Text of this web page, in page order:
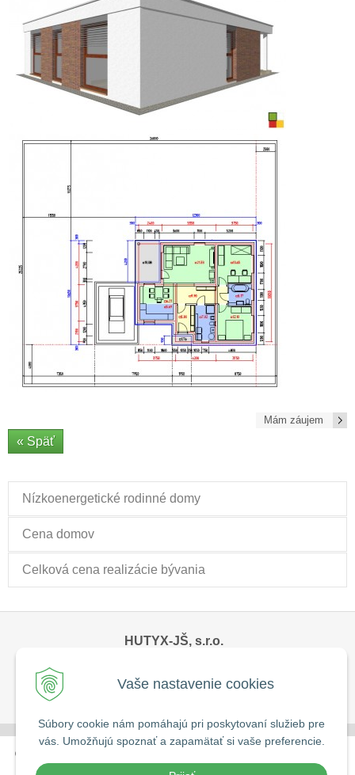
Vaše nastavenie cookies
Súbory cookie nám pomáhajú pri poskytovaní služieb pre
vás. Umožňujú spoznať a zapamätať si vaše preferencie.
Mám záujem
« Späť
Nízkoenergetické rodinné domy
Cena domov
Celková cena realizácie bývania
HUTYX-JŠ, s.r.o.
Mobil:
0905 778 167E-mail:hutyx@hutyx.sk
© 2026 HUTYX-JŠ, s.r.o. •